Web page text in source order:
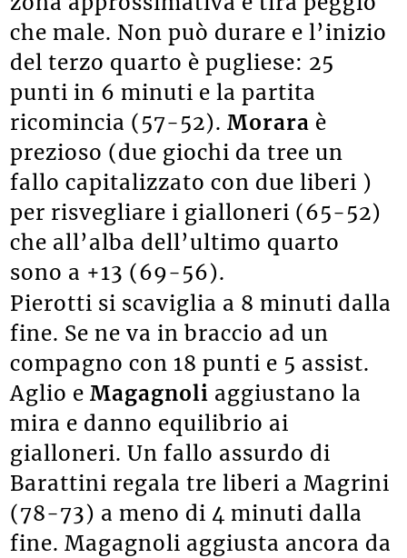
che male. Non può durare e l’inizio
del terzo quarto è pugliese: 25
punti in 6 minuti e la partita
ricomincia (57-52).Morara è
prezioso (due giochi da tree un
fallo capitalizzato con due liberi )
per risvegliare i gialloneri (65-52)
che all’alba dell’ultimo quarto
sono a +13 (69-56).
Pierotti si scaviglia a 8 minuti dalla
fine. Se ne va in braccio ad un
compagno con 18 punti e 5 assist.
Aglio eMagagnoli aggiustano la
mira e danno equilibrio ai
gialloneri. Un fallo assurdo di
Barattini regala tre liberi a Magrini
(78-73) a meno di 4 minuti dalla
fine. Magagnoli aggiusta ancora da